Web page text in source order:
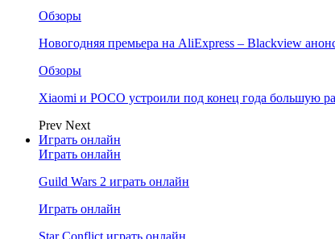
Обзоры
Новогодняя премьера на AliExpress – Blackview
Обзоры
Xiaomi и POCO устроили под конец года большую
Prev Next
Играть онлайн
Играть онлайн
Guild Wars 2 играть онлайн
Играть онлайн
Star Conflict играть онлайн